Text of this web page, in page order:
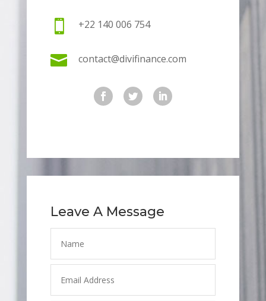
 +22 140 006 754
 contact@divifinance.com
Leave A Message